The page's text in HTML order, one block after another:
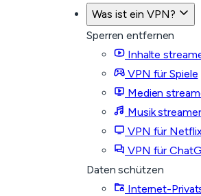
Was ist ein VPN?
Sperren entfernen
Inhalte
VPN für Spiele
Medien
Musik
VPN für
VPN für
Daten schützen
Internet-